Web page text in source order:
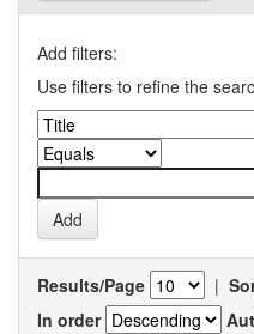
Add filters:
Use filters to refine the
Results/Page |
In order